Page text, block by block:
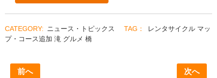
ニュース・トピックス レンタサイクル マッ
プ・コース追加 滝 グルメ 橋
前へ 次へ